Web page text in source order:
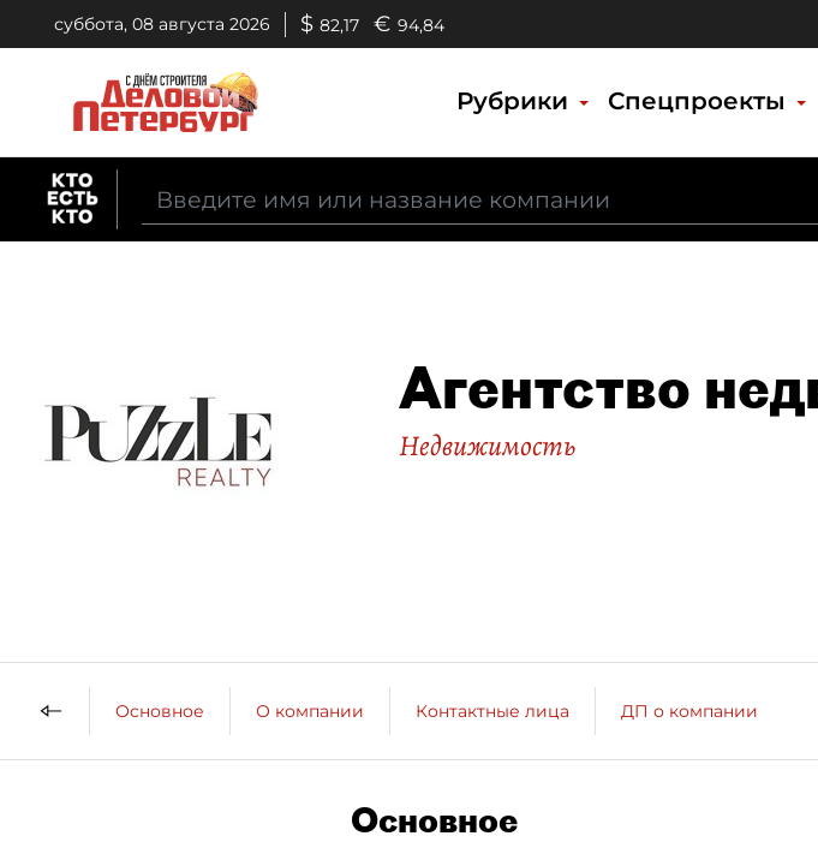
суббота, 08 августа 2026 $ 82,17 € 94,84
Рубрики Спецпроекты
Агентство
Недвижимость
Основное О компании Контактные лица ДП о компании
Основное